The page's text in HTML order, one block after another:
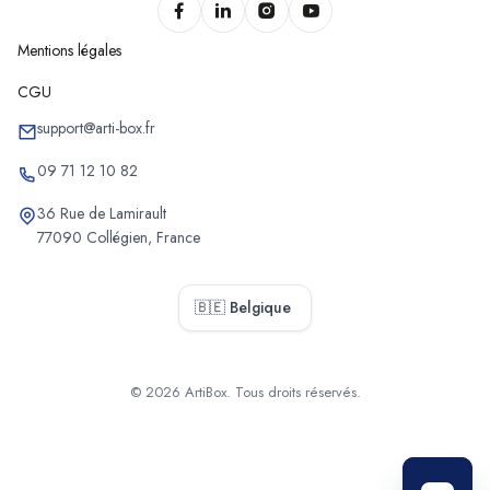
Mentions légales
CGU
support@arti-box.fr
09 71 12 10 82
36 Rue de Lamirault
77090 Collégien, France
🇧🇪 Belgique
© 2026 ArtiBox. Tous droits réservés.